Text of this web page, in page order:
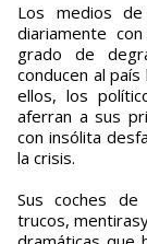
Los medios de
diariamente
grado de
conducen al
ellos, los
aferran a sus
con insólita
la crisis.
Sus coches
trucos,